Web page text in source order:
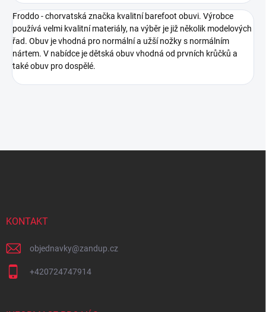
Froddo - chorvatská značka kvalitní barefoot obuvi. Výrobce
používá velmi kvalitní materiály, na výběr je již několik modelových
řad. Obuv je vhodná pro normální a užší nožky s normálním
nártem. V nabídce je dětská obuv vhodná od prvních krůčků a
také obuv pro dospělé.
KONTAKT
objednavky@zandup.cz
+420724747914